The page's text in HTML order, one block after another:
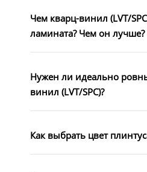
Чем кварц-винил (LVT/
ламината? Чем он лучше?
Нужен ли идеально
винил (LVT/SPC)?
Как выбрать цвет